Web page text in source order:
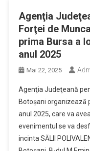
Agenţia
Forţei de
prima Bursa a
anul 2025
Mai 22, 2025
Agenţia Judeţeană
Botoşani organizează
anul 2025, care va
evenimentul se va
incinta SĂLII